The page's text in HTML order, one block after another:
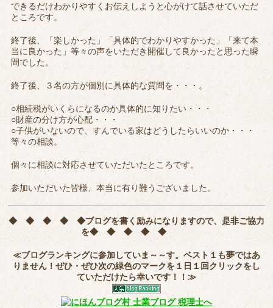
できるだけわかりやすくお伝えしようと心がけて話させていただ
ところです。
終了後、「楽しかった」「具体的でわかりやすかった」「来て本
当に良かった」等々の声をいただき開催して良かったと思った瞬
間でした。
終了後、３名の方が個別に具体的な質問を・・・。
○相続税がいくらになるのか具体的に知りたい・・・
○財産の分け方が心配・・・
○子供がいないので、すんでいる家はどうしたらいいのか・・・
等々の相談。
個々に相談に対応させていただいたところです。
参加いただいた皆様、本当に有り難うございました。
◆ ◆ ◆ ◆ ◆ブログを書く励みになりますので、是非ご協力
を◆ ◆ ◆ ◆ ◆
≪ブログランキングに参加していま～～す。ベスト１も夢ではあ
りません！ぜひ・ぜひ次の緑色のマークを１日１回クリックをし
ていただけたら幸いです！！≫